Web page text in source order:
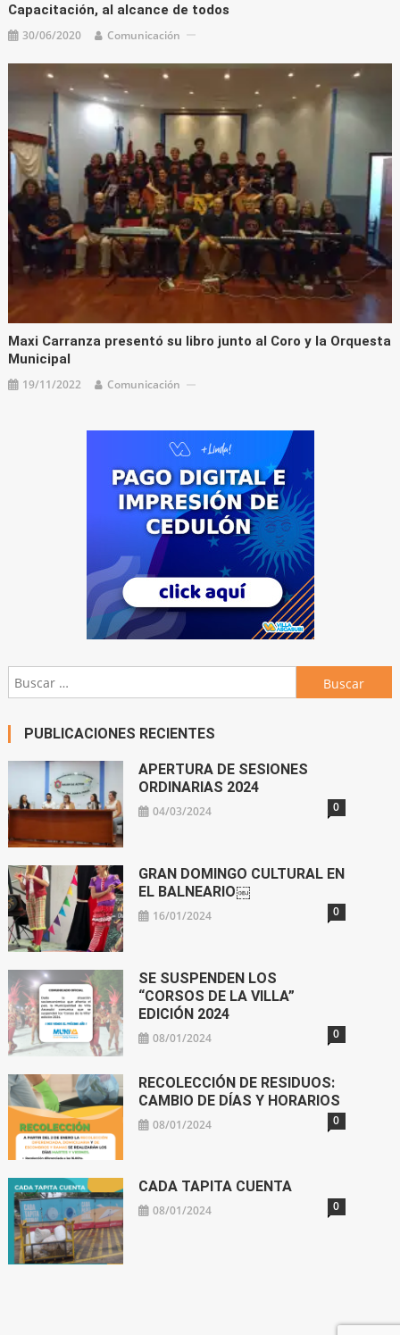
Capacitación, al alcance de todos
30/06/2020 Comunicación
Maxi Carranza presentó su libro junto al Coro y la Orquesta
Municipal
19/11/2022 Comunicación
Buscar:
PUBLICACIONES RECIENTES
APERTURA DE SESIONES
ORDINARIAS 2024
04/03/2024 0
GRAN DOMINGO CULTURAL EN
EL BALNEARIO￼
16/01/2024 0
SE SUSPENDEN LOS
“CORSOS DE LA VILLA”
EDICIÓN 2024
08/01/2024 0
RECOLECCIÓN DE RESIDUOS:
CAMBIO DE DÍAS Y HORARIOS
08/01/2024 0
CADA TAPITA CUENTA
08/01/2024 0